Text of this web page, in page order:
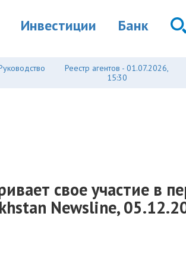
Инвестиции Банк
Реестр агентов - 01.07.2026,
15:30
свое участие в
Newsline,